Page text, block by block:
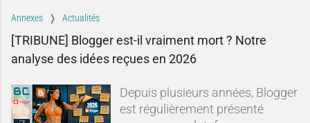
Annexes Actualités
[TRIBUNE] Blogger est-il vraiment mort ? Notre
analyse des idées reçues en 2026
Depuis plusieurs années, Blogger
est régulièrement présenté